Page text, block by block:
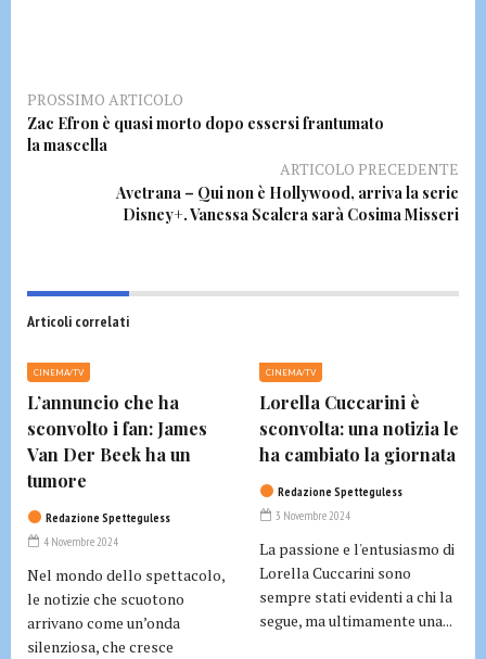
PROSSIMO ARTICOLO
Zac Efron è quasi morto dopo essersi frantumato
la mascella
ARTICOLO PRECEDENTE
Avetrana – Qui non è Hollywood, arriva la serie
Disney+. Vanessa Scalera sarà Cosima Misseri
Articoli correlati
CINEMA/TV
L’annuncio che ha
sconvolto i fan: James
Van Der Beek ha un
tumore
Redazione Spetteguless
4 Novembre 2024
Nel mondo dello spettacolo,
le notizie che scuotono
arrivano come un’onda
silenziosa, che cresce
CINEMA/TV
Lorella Cuccarini è
sconvolta: una notizia le
ha cambiato la giornata
Redazione Spetteguless
3 Novembre 2024
La passione e l'entusiasmo di
Lorella Cuccarini sono
sempre stati evidenti a chi la
segue, ma ultimamente una...